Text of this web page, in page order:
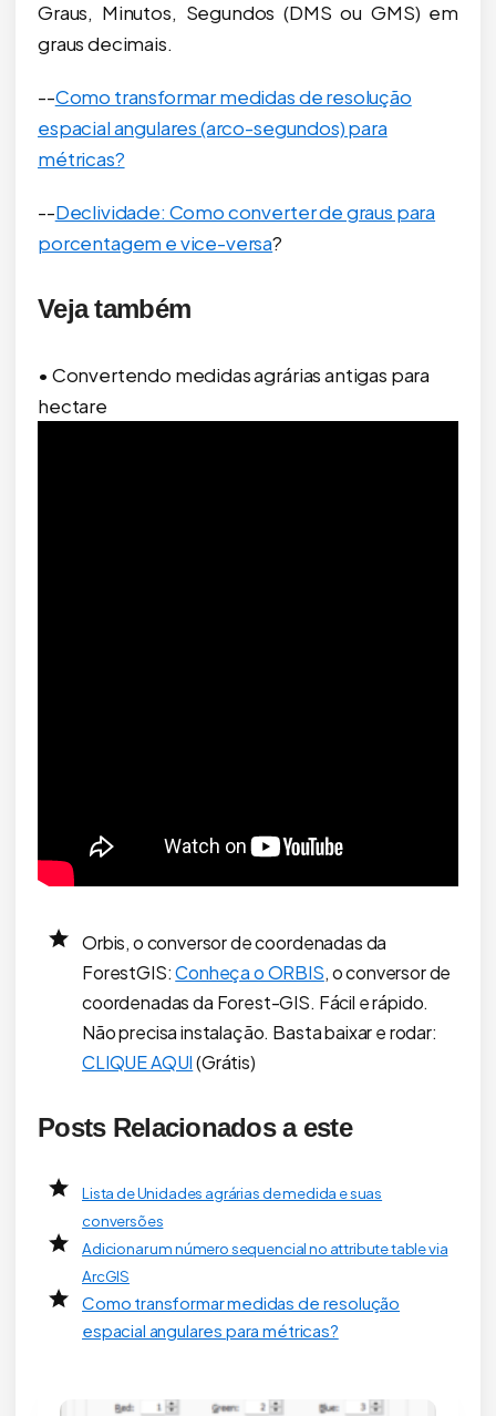
Graus, Minutos, Segundos (DMS ou GMS) em
graus decimais.
--Como transformar medidas de resolução
espacial angulares (arco-segundos) para
métricas?
--Declividade: Como converter de graus para
porcentagem e vice-versa?
Veja também
• Convertendo medidas agrárias antigas para
hectare
Orbis, o conversor de coordenadas da
ForestGIS:Conheça o ORBIS, o conversor de
coordenadas da Forest-GIS. Fácil e rápido.
Não precisa instalação. Basta baixar e rodar:
CLIQUE AQUI(Grátis)
Posts Relacionados a este
Lista de Unidades agrárias de medida e suas
conversões
Adicionar um número sequencial no attribute table via
ArcGIS
Como transformar medidas de resolução
espacial angulares para métricas?